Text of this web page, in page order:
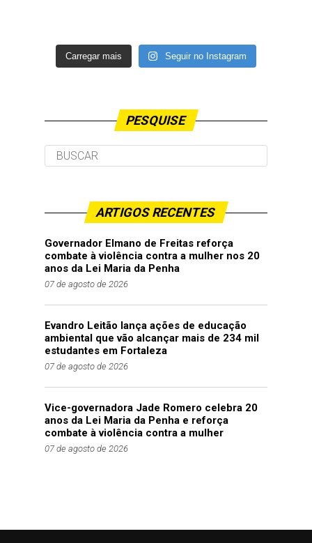
Carregar mais Seguir no Instagram
PESQUISE
ARTIGOS RECENTES
Governador Elmano de Freitas reforça
combate à violência contra a mulher nos 20
anos da Lei Maria da Penha
07 de agosto de 2026
Evandro Leitão lança ações de educação
ambiental que vão alcançar mais de 234 mil
estudantes em Fortaleza
07 de agosto de 2026
Vice-governadora Jade Romero celebra 20
anos da Lei Maria da Penha e reforça
combate à violência contra a mulher
07 de agosto de 2026